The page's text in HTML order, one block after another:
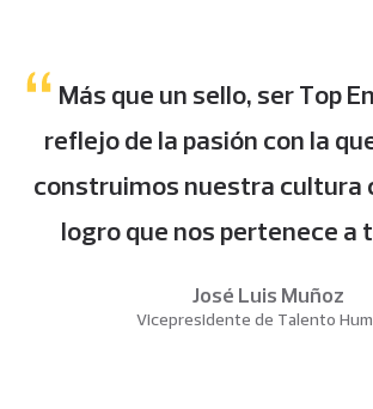
Más que un sello, ser Top
reflejo de la pasión con la
construimos nuestra cultura
logro que nos pertenece a
José Luis Muñoz
Vicepresidente de Talento